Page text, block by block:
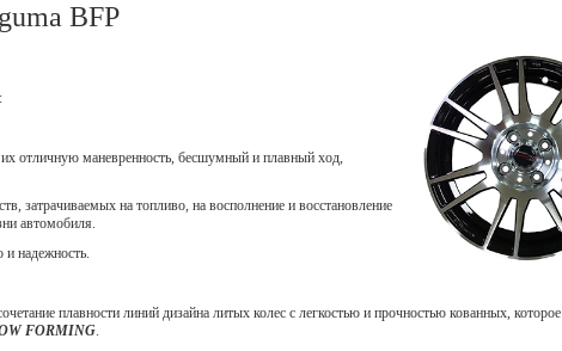
BFP
отличную маневренность, бесшумный и плавный ход,
затрачиваемых на топливо, на восполнение и восстановление
автомобиля.
и надежность.
плавности линий дизайна литых колес с легкостью и прочностью кованных, которое
FORMING.